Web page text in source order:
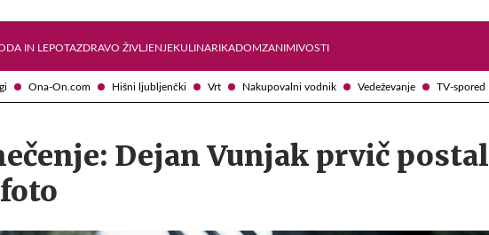
Ona-On.com Hišni ljubljenčki Vrt Nakupovalni vodnik Vedeževanje TV-spored
IN LEPOTAZDRAVO ŽIVLJENJEKULINARIKADOMZANIMIVOSTI
Dejan Vunjak prvič postal